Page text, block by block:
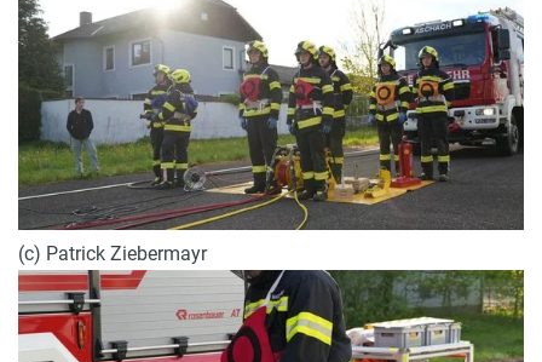
(c) Patrick Ziebermayr